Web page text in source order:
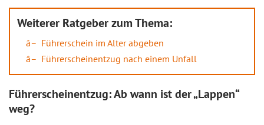
Weiterer Ratgeber zum Thema:
Führerschein im Alter abgeben
Führerscheinentzug nach einem Unfall
Führerscheinentzug: Ab wann ist der „Lappen“
weg?